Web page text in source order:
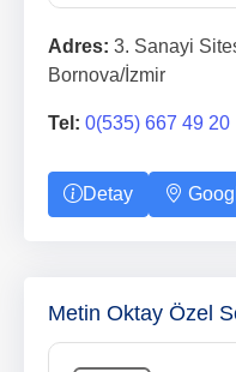
Adres: 3. Sanayi
Bornova/İzmir
Tel: 0(535) 667 49 20
Detay
Metin Oktay Özel